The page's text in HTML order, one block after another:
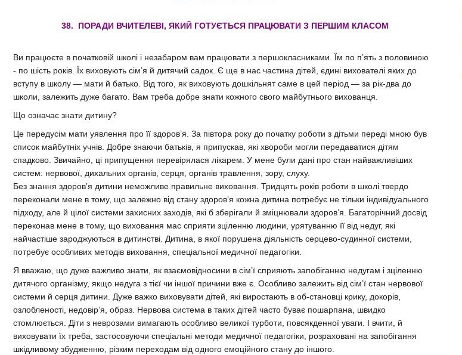
38. ПОРАДИ ВЧИТЕЛЕВІ, ЯКИЙ ГОТУЄТЬСЯ ПРАЦЮВАТИ З ПЕРШИМ КЛАСОМ
Ви працюєте в початковій школі і незабаром вам працювати з першокласниками. Їм по п’ять з половиною
- по шість років. Їх виховують сім’я й дитячий садок. Є ще в нас частина дітей, єдині вихователі яких до
вступу в школу — мати й батько. Від того, як виховують дошкільнят саме в цей період — за рік-два до
школи, залежить дуже багато. Вам треба добре знати кожного свого майбутнього вихованця.
Що означає знати дитину?
Це передусім мати уявлення про її здоров’я. За півтора року до початку роботи з дітьми переді мною був
список майбутніх учнів. Добре знаючи батьків, я припускав, які хвороби могли передаватися дітям
спадково. Звичайно, ці припущення перевірялася лікарем. У мене були дані про стан найважливіших
систем: нервової, дихальних органів, серця, органів травлення, зору, слуху.
Без знання здоров’я дитини неможливе правильне виховання. Тридцять років роботи в школі твердо
переконали мене в тому, що залежно від стану здоров’я кожна дитина потребує не тільки індивідуального
підходу, але й цілої системи захисних заходів, які б зберігали й зміцнювали здоров’я. Багаторічний досвід
переконав мене в тому, що виховання мас сприяти зціленню людини, урятуванню її від недуг, які
найчастіше зароджуються в дитинстві. Дитина, в якої порушена діяльність серцево-судинної системи,
потребує особливих методів виховання, спеціальної медичної педагогіки.
Я вважаю, що дуже важливо знати, як взаємовідносини в сім’ї сприяють запобіганню недугам і зціленню
дитячого організму, якщо недуга з тієї чи іншої причини вже є. Особливо залежить від сім’ї стан нервової
системи й серця дитини. Дуже важко виховувати дітей, які виростають в об-становці крику, докорів,
озлобленості, недовір’я, образ. Нервова система в таких дітей часто буває пошарпана, швидко
стомлюється. Діти з неврозами вимагають особливо великої турботи, повсякденної уваги. І вчити, й
виховувати їх треба, застосовуючи спеціальні методи медичної педагогіки, розраховані на запобігання
шкідливому збудженню, різким переходам від одного емоційного стану до іншого.